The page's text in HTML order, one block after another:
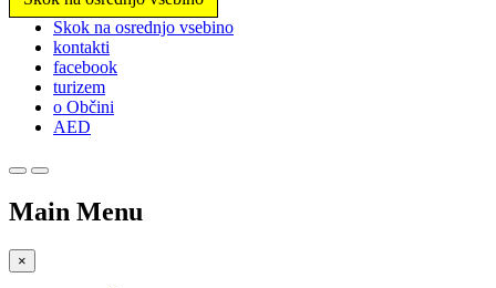
Prosimo,
upoštevajte:
spletno
mesto
vključuje
sistem
Skok na osrednjo vsebino
kontakti
facebook
turizem
o Občini
AED
Main Menu
×